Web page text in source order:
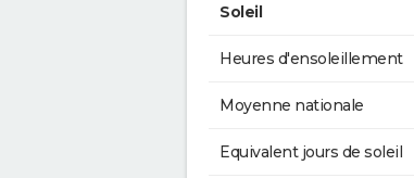
Soleil
Heures d'ensoleillement
Moyenne nationale
Equivalent jours de soleil